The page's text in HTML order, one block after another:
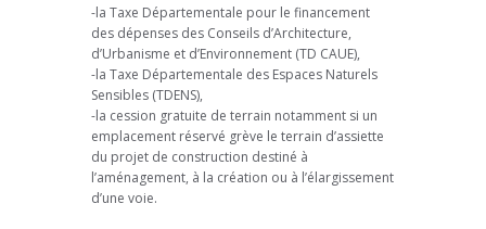
-la Taxe Départementale pour le financement
des dépenses des Conseils d’Architecture,
d’Urbanisme et d’Environnement (TD CAUE),
-la Taxe Départementale des Espaces Naturels
Sensibles (TDENS),
-la cession gratuite de terrain notamment si un
emplacement réservé grève le terrain d’assiette
du projet de construction destiné à
l’aménagement, à la création ou à l’élargissement
d’une voie.